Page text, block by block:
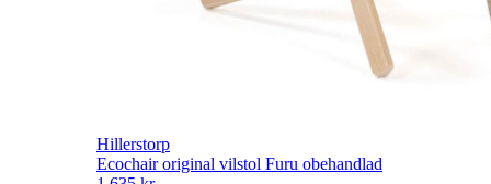
Hillerstorp
Ecochair original vilstol Furu obehandlad